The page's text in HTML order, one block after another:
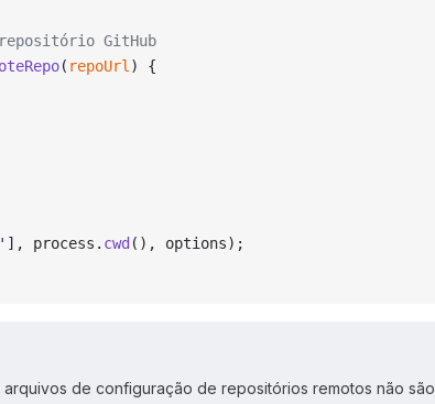
GitHub
( repoUrl ) {
], process. cwd (), options);
de configuração de repositórios remotos não são